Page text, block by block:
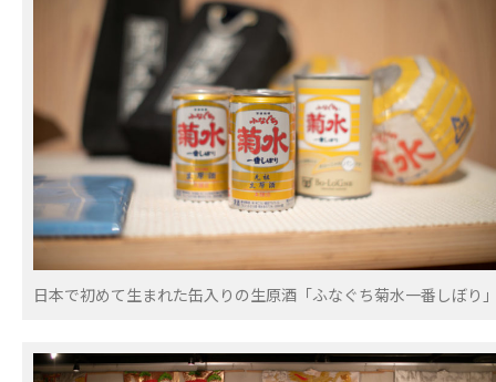
日本で初めて生まれた缶入りの生原酒「ふなぐち菊水一番しぼり